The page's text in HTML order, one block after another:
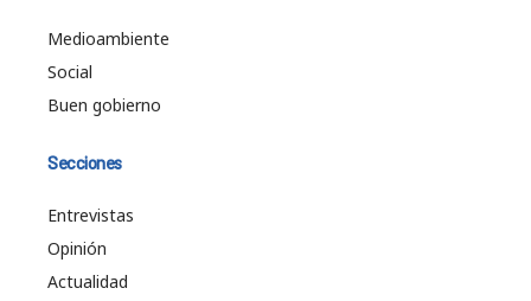
Medioambiente
Social
Buen gobierno
Secciones
Entrevistas
Opinión
Actualidad